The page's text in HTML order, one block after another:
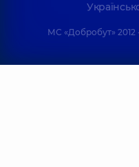
МС «Добробут»